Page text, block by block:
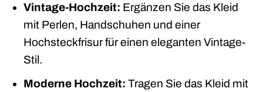
Vintage-Hochzeit: Ergänzen Sie das Kleid
mit Perlen, Handschuhen und einer
Hochsteckfrisur für einen eleganten Vintage-
Stil.
Moderne Hochzeit: Tragen Sie das Kleid mit